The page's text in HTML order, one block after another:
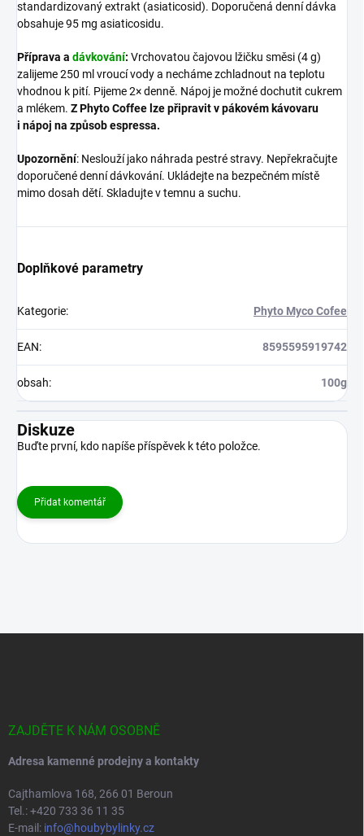
standardizovaný extrakt (asiaticosid). Doporučená denní dávka
obsahuje 95 mg asiaticosidu.
Příprava a dávkování: Vrchovatou čajovou lžičku směsi (4 g)
zalijeme 250 ml vroucí vody a necháme zchladnout na teplotu
vhodnou k pití. Pijeme 2× denně. Nápoj je možné dochutit cukrem
a mlékem. Z Phyto Coffee lze připravit v pákovém kávovaru
i nápoj na způsob espressa.
Upozornění: Neslouží jako náhrada pestré stravy. Nepřekračujte
doporučené denní dávkování. Ukládejte na bezpečném místě
mimo dosah dětí. Skladujte v temnu a suchu.
Doplňkové parametry
Kategorie: Phyto Myco Cofee
EAN: 8595595919742
obsah: 100g
Diskuze
Buďte první, kdo napíše příspěvek k této položce.
Přidat komentář
ZAJDĚTE K NÁM OSOBNĚ
Adresa kamenné prodejny a kontakty
Cajthamlova 168, 266 01 Beroun
Tel.: +420 733 36 11 35
E-mail: info@houbybylinky.cz